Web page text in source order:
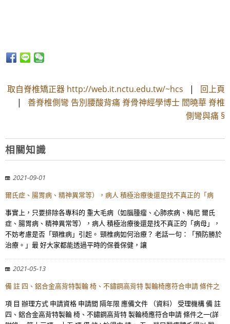
取自脊椎矯正器 http://web.it.nctu.edu.tw/~hcs | 回上頁
| 善脊椎側彎 告別腰酸背痛 脊骨神經學博士 閻曉華 脊椎
側彎與痛 §
相關知識
2021-09-01
爾氏症、腸胃病、精神異常等），病人 積極治療後還是找不真正的「病
事實上，只要排除各專科的 重大毛病（如腦腫瘤、心肺疾病、梅尼 爾氏
症、腸胃病、精神異常等），病人 積極治療後還是找不真正的「病母」，
不妨考慮是否「頸椎病」引起。 頸椎病如何治療？ 老話一句：「預防勝於
治療。」最 好大家都能透過平時的保養保健，讓
2021-05-13
備 註 四、鋁合金高背特製輪 椅、不鏽鋼高背特 製輪椅應符合申請 條件之
項 目 辦理方式 申請資格 申請間 隔年限 應備文件 （資料） 受理機構 備 註
四、鋁合金高背特製輪 椅、不鏽鋼高背特 製輪椅應符合申請 條件之一(詳